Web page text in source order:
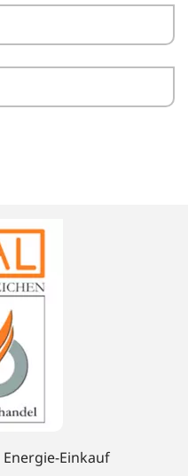
Einkauf